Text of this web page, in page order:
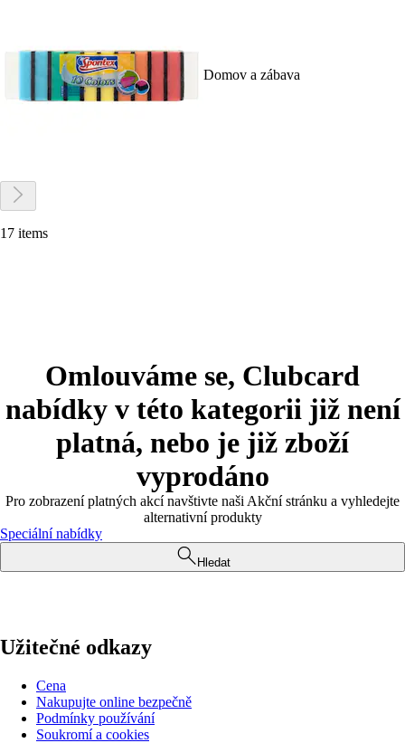
Domov a zábava
17 items
Omlouváme se, Clubcard
nabídky v této kategorii již není
platná, nebo je již zboží
vyprodáno
Pro zobrazení platných akcí navštivte naši Akční stránku a vyhledejte
alternativní produkty
Speciální nabídky
Hledat
Užitečné odkazy
Cena
Nakupujte online bezpečně
Podmínky používání
Soukromí a cookies